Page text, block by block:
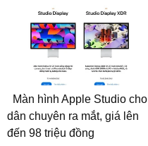
Màn hình Apple Studio cho
dân chuyên ra mắt, giá lên
đến 98 triệu đồng